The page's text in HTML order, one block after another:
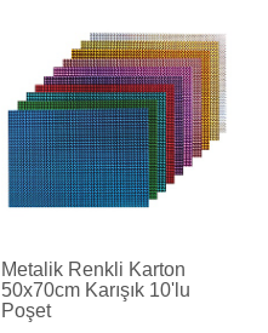
Metalik Renkli Karton
50x70cm Karışık 10'lu
Poşet